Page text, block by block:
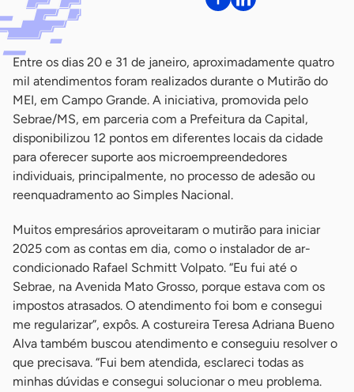
Entre os dias 20 e 31 de janeiro, aproximadamente quatro
mil atendimentos foram realizados durante o Mutirão do
MEI, em Campo Grande. A iniciativa, promovida pelo
Sebrae/MS, em parceria com a Prefeitura da Capital,
disponibilizou 12 pontos em diferentes locais da cidade
para oferecer suporte aos microempreendedores
individuais, principalmente, no processo de adesão ou
reenquadramento ao Simples Nacional.
Muitos empresários aproveitaram o mutirão para iniciar
2025 com as contas em dia, como o instalador de ar-
condicionado Rafael Schmitt Volpato. “Eu fui até o
Sebrae, na Avenida Mato Grosso, porque estava com os
impostos atrasados. O atendimento foi bom e consegui
me regularizar”, expôs. A costureira Teresa Adriana Bueno
Alva também buscou atendimento e conseguiu resolver o
que precisava. “Fui bem atendida, esclareci todas as
minhas dúvidas e consegui solucionar o meu problema.